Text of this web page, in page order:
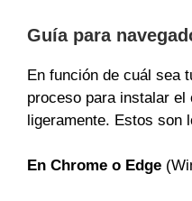
Guía para
En función de cuál sea
proceso para instalar
ligeramente. Estos son
En Chrome o Edge